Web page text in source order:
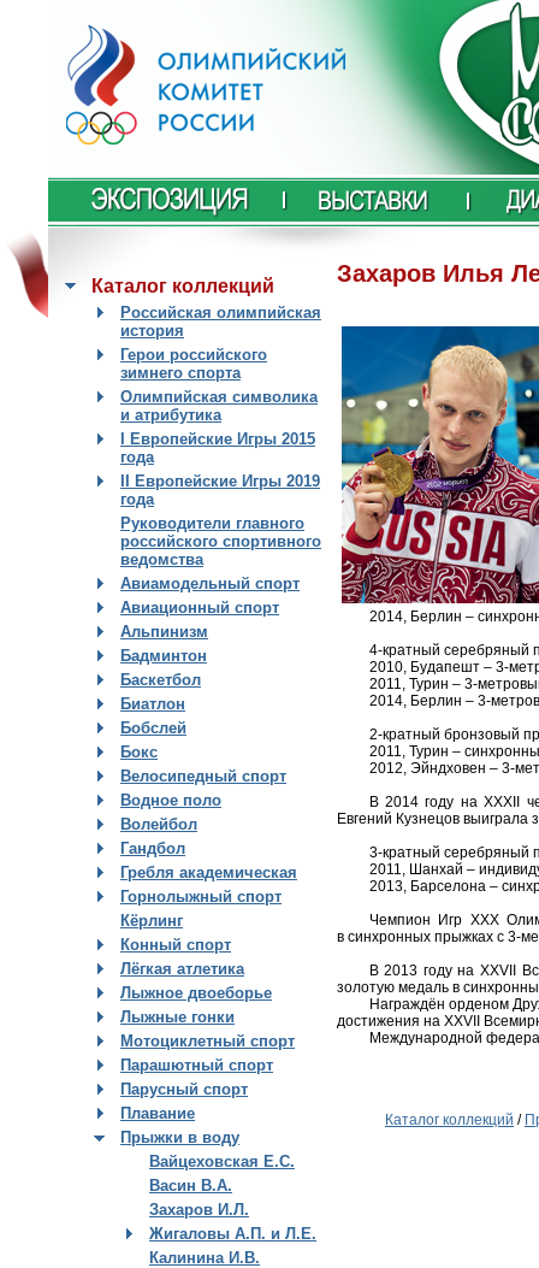
Каталог коллекций
Российская олимпийская
история
Герои российского
зимнего спорта
Олимпийская символика
и атрибутика
I Европейские Игры 2015
года
II Европейские Игры 2019
года
Руководители главного
российского спортивного
ведомства
Авиамодельный спорт
Авиационный спорт
Альпинизм
Бадминтон
Баскетбол
Биатлон
Бобслей
Бокс
Велосипедный спорт
Водное поло
Волейбол
Гандбол
Гребля академическая
Горнолыжный спорт
Кёрлинг
Конный спорт
Лёгкая атлетика
Лыжное двоеборье
Лыжные гонки
Мотоциклетный спорт
Парашютный спорт
Парусный спорт
Плавание
Прыжки в воду
Вайцеховская Е.C.
Васин В.А.
Захаров И.Л.
Жигаловы А.П. и Л.Е.
Калинина И.В.
Захаров Илья
2014, Берлин –
4-кратный серебряный
2010, Будапешт – 3-
2011, Турин – 3-
2014, Берлин – 3-
2-кратный бронзовый
2011, Турин –
2012, Эйндховен – 3-
В 2014 году на XXXII
Евгений Кузнецов
3-кратный серебряный
2011, Шанхай –
2013, Барселона –
Чемпион Игр XXX
в синхронных прыжках с 3-
В 2013 году на XXVII
золотую медаль в
Награждён орденом
достижения на XXVII
Международной
Каталог коллекций /